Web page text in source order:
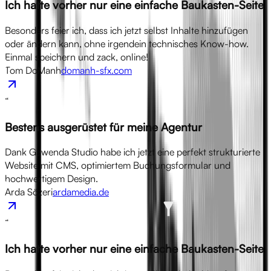
Ich hatte vorher nur eine einfache Baukasten-Seite
Besonders feier ich, dass ich jetzt selbst Inhalte hinzufügen
oder ändern kann, ohne irgendein technisches Know-how.
Einmal speichern und zack, online!
Tom DoManhdomanh-sfx.com
“
Bestens ausgerüstet für meine Agentur
Dank Gawenda Studio habe ich jetzt eine perfekt strukturierte
Website mit CMS, optimiertem Buchungsformular und
hochwertigem Design.
Arda Sözeriardamedia.de
“
Ich hatte vorher nur eine einfache Baukasten-Seite